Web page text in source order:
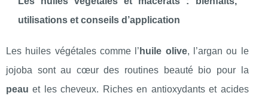
utilisations et conseils d’application
Les huiles végétales comme l’ huile olive, l’argan ou le
jojoba sont au cœur des routines beauté bio pour la
peau et les cheveux. Riches en antioxydants et acides